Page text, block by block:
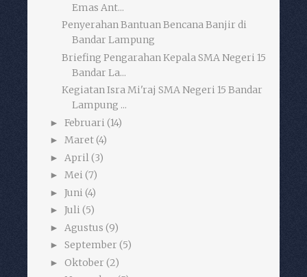
Emas Ant...
Penyerahan Bantuan Bencana Banjir di
Bandar Lampung
Briefing Pengarahan Kepala SMA Negeri 15
Bandar La...
Kegiatan Isra Mi'raj SMA Negeri 15 Bandar
Lampung ...
► Februari (14)
► Maret(4)
► April(3)
► Mei (7)
► Juni (4)
► Juli (5)
► Agustus (9)
► September (5)
► Oktober (2)